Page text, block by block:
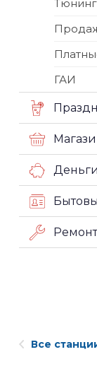
Тюнинг
ГАИ
Все